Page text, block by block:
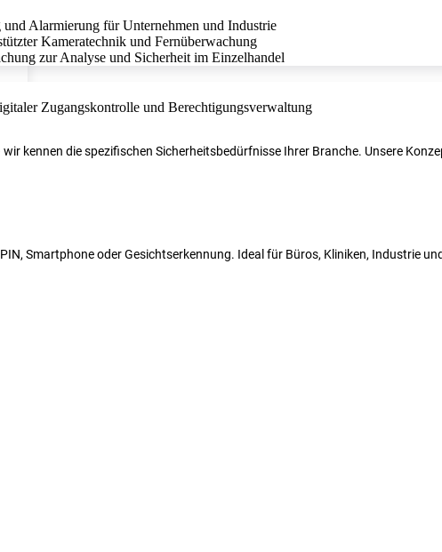
kennen die spezifischen Sicherheitsbedürfnisse Ihrer Branche. Unsere
Smartphone oder Gesichtserkennung. Ideal für Büros, Kliniken, Industrie